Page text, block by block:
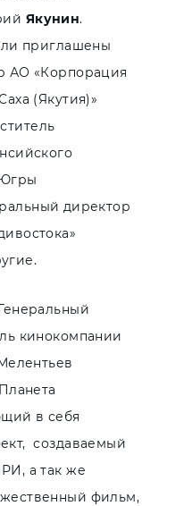
Якунин.
приглашены
АО «Корпорация
(Якутия)»
директор
кинокомпании
в себя
создаваемый
а так же
фильм,